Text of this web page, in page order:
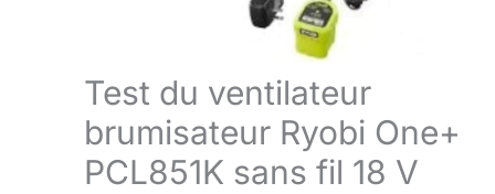
Test du ventilateur
brumisateur Ryobi One+
PCL851K sans fil 18 V